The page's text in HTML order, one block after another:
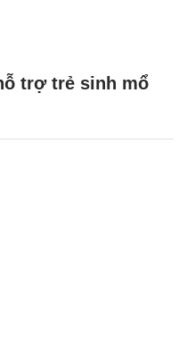
trợ trẻ sinh mổ